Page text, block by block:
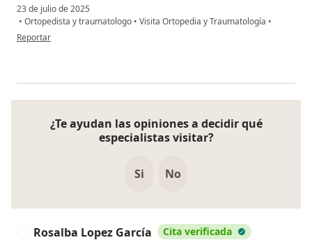
23 de julio de 2025
• Ortopedista y traumatologo • Visita Ortopedia y Traumatología •
en opinión del usuario C S
Reportar
¿Te ayudan las opiniones a decidir qué
especialistas visitar?
Si No
Rosalba Lopez García Cita verificada